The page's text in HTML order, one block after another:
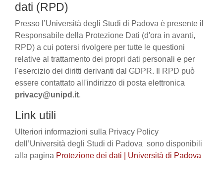
dati (RPD)
Presso l’Università degli Studi di Padova è presente il
Responsabile della Protezione Dati (d'ora in avanti,
RPD) a cui potersi rivolgere per tutte le questioni
relative al trattamento dei propri dati personali e per
l'esercizio dei diritti derivanti dal GDPR. Il RPD può
essere contattato all'indirizzo di posta elettronica
privacy@unipd.it.
Link utili
Ulteriori informazioni sulla Privacy Policy
dell’Università degli Studi di Padova sono disponibili
alla pagina Protezione dei dati | Università di Padova